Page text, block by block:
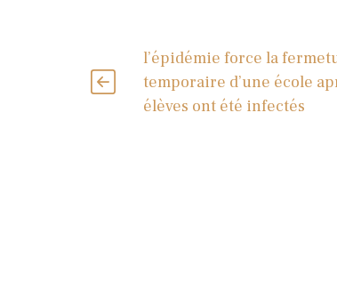
l’épidémie force la
temporaire d’une école
élèves ont été infectés